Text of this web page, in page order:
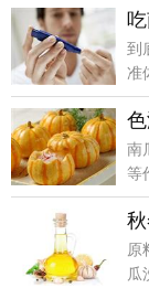
到
准
的
南
等
降
原
瓜